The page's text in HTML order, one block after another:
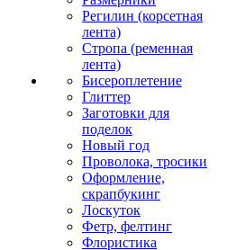
Регилин (корсетная
лента)
Стропа (ременная
лента)
Бисероплетение
Глиттер
Заготовки для
поделок
Новый год
Проволока, тросики
Оформление,
скрапбукинг
Лоскуток
Фетр, фелтинг
Флористика